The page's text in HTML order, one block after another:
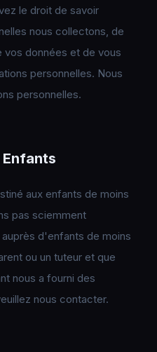
le droit de savoir
nous collectons, de
vos données et de vous
personnelles. Nous
personnelles.
aux enfants de moins
pas sciemment
d'enfants de moins
ou un tuteur et que
nous a fourni des
nous contacter.